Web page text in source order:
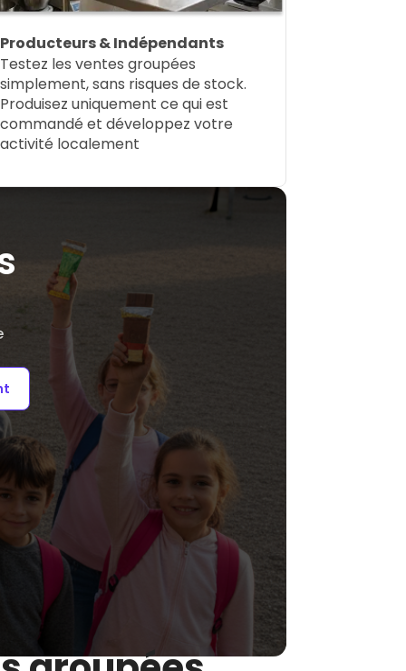
Producteurs & Indépendants
Testez les ventes groupées
simplement, sans risques de stock.
Produisez uniquement ce qui est
commandé et développez votre
activité localement